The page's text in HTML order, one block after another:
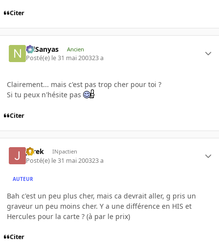
Citer
NilSanyas Ancien
Posté(e) le 31 mai 200323 a
Clairement... mais c'est pas trop cher pour toi ?
Si tu peux n'hésite pas
Citer
JBrek INpactien
Posté(e) le 31 mai 200323 a
AUTEUR
Bah c'est un peu plus cher, mais ca devrait aller, g pris un
graveur un peu moins cher. Y a une différence en HIS et
Hercules pour la carte ? (à par le prix)
Citer